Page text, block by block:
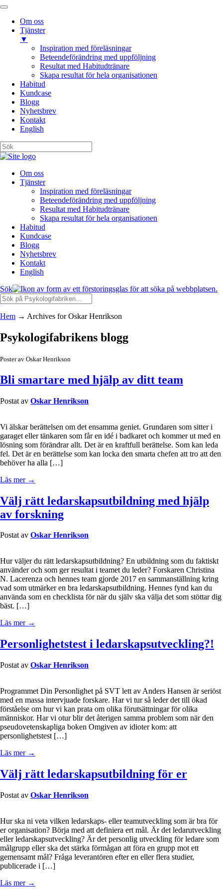
Om oss
Tjänster
▼
Inspiration med föreläsningar
Beteendeförändring med uppföljning
Resultat med Habitudtränare
Skapa resultat för hela organisationen
Habitud
Kundcase
Blogg
Nyhetsbrev
Kontakt
English
Om oss
Tjänster
Inspiration med föreläsningar
Beteendeförändring med uppföljning
Resultat med Habitudtränare
Skapa resultat för hela organisationen
Habitud
Kundcase
Blogg
Nyhetsbrev
Kontakt
English
Sök
Hem → Archives for Oskar Henrikson
Psykologifabrikens blogg
Poster av Oskar Henrikson
Bli smartare med hjälp av ditt team
Postat av Oskar Henrikson
Vi älskar berättelsen om det ensamma geniet. Grundaren som sitter i
garaget eller tänkaren som får en idé i badkaret och kommer ut med en
lösning som förändrar allt. Det är en kraftfull berättelse. Som kan leda
fel. Det är en berättelse som kan locka den smarta chefen att tro att den
behöver ha alla […]
Läs mer →
Välj rätt ledarskapsutbildning med hjälp
av forskning
Postat av Oskar Henrikson
Hur väljer du rätt ledarskapsutbildning? En utbildning som du faktiskt
använder och som ger resultat i teamet du leder? Forskaren Christina
N. Lacerenza och hennes team gjorde 2017 en sammanställning kring
vad som utmärker en bra ledarskapsutbildning. Hennes fynd kan du
använda som en checklista för när du själv ska välja det som stöttar dig
bäst. […]
Läs mer →
Personlighetstest i ledarskapsutveckling?!
Postat av Oskar Henrikson
Programmet Din Personlighet på SVT lett av Anders Hansen är seriöst
med en massa intervjuade forskare. Har vi tur så leder det till ökad
förståelse om hur vi kan prata om olika förutsättningar för olika
människor. Har vi otur blir det återigen samma problem som när den
pseudovetenskapliga boken Omgiven av idioter kom: att
personlighetstest […]
Läs mer →
Välj rätt ledarskapsutbildning för er
Postat av Oskar Henrikson
Hur ska ni veta vilken ledarskaps- eller teamutveckling som är bra för
er organisation? Börja med att definiera ert mål. Är det ledarutveckling
eller ledarskapsutveckling? Är det personlig utveckling för ledare som
målgrupp eller ska det stärka förmågan att föra en grupp mot ett
gemensamt mål? Fråga leverantören efter en eller flera studier,
publicerade i […]
Läs mer →